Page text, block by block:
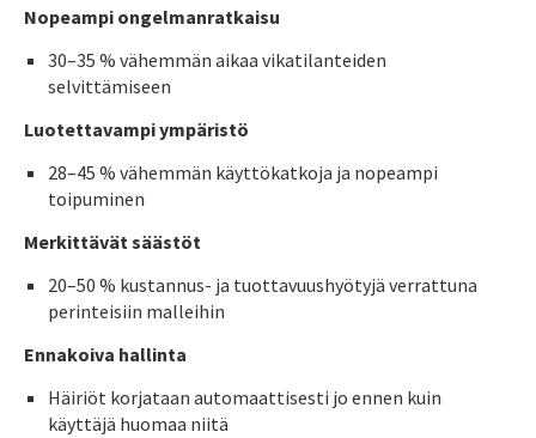
Nopeampi ongelmanratkaisu
30–35 % vähemmän aikaa vikatilanteiden
selvittämiseen
Luotettavampi ympäristö
28–45 % vähemmän käyttökatkoja ja nopeampi
toipuminen
Merkittävät säästöt
20–50 % kustannus- ja tuottavuushyötyjä verrattuna
perinteisiin malleihin
Ennakoiva hallinta
Häiriöt korjataan automaattisesti jo ennen kuin
käyttäjä huomaa niitä